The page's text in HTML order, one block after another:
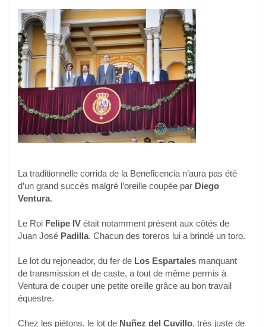
La traditionnelle corrida de la Beneficencia n’aura pas été
d’un grand succès malgré l’oreille coupée par Diego
Ventura.
Le Roi Felipe IV était notamment présent aux côtés de
Juan José Padilla. Chacun des toreros lui a brindé un toro.
Le lot du rejoneador, du fer de Los Espartales manquant
de transmission et de caste, a tout de même permis à
Ventura de couper une petite oreille grâce au bon travail
équestre.
Chez les piétons, le lot de Nuñez del Cuvillo, très juste de